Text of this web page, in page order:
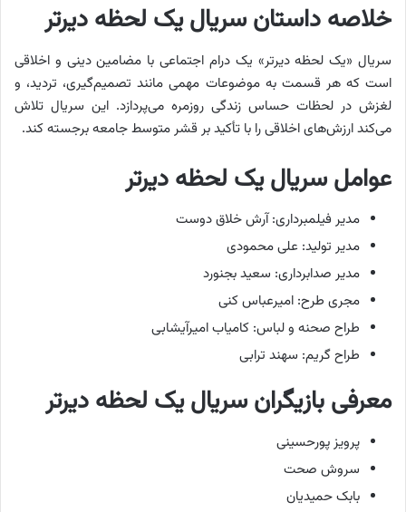
خلاصه داستان سریال یک لحظه دیرتر
سریال «یک لحظه دیرتر» یک درام اجتماعی با مضامین دینی و اخلاقی
است که هر قسمت به موضوعات مهمی مانند تصمیم‌گیری، تردید، و
لغزش در لحظات حساس زندگی روزمره می‌پردازد. این سریال تلاش
می‌کند ارزش‌های اخلاقی را با تأکید بر قشر متوسط جامعه برجسته کند.
عوامل سریال یک لحظه دیرتر
مدیر فیلمبرداری: آرش خلاق دوست‌
مدیر تولید: علی محمودی
مدیر صدابرداری: سعید بجنورد
مجری طرح: امیرعباس کنی
طراح صحنه و لباس: کامیاب امیرآیشابی
‌طراح گریم: سهند ترابی
معرفی بازیگران سریال یک لحظه دیرتر
پرویز پورحسینی
سروش صحت
بابک حمیدیان